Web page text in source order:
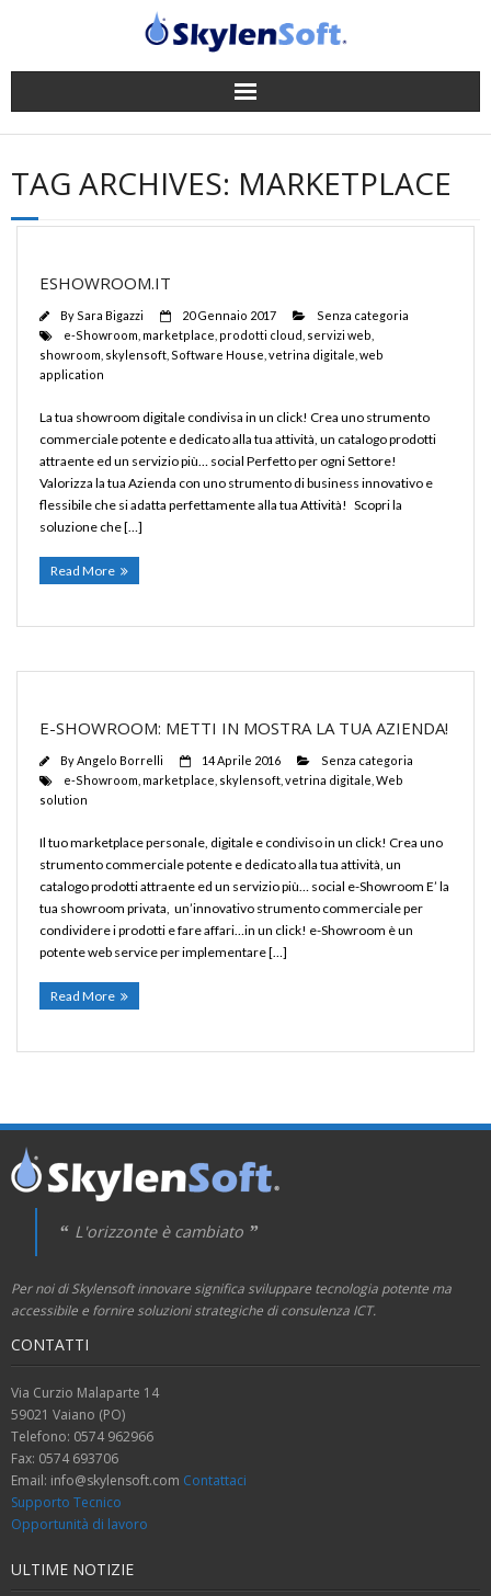
Gestionale
App
Company
Supporto
Contatti
TAG ARCHIVES: MARKETPLACE
ESHOWROOM.IT
By Sara Bigazzi 20 Gennaio 2017
Senza categoria
e-Showroom marketplace prodotti cloud servizi web
showroom skylensoft Software House vetrina digitale web
application
La tua showroom digitale condivisa in un click! Crea uno strumento
commerciale potente e dedicato alla tua attività, un catalogo prodotti
attraente ed un servizio più… social Perfetto per ogni Settore!
Valorizza la tua Azienda con uno strumento di business innovativo e
flessibile che si adatta perfettamente alla tua Attività! Scopri la
soluzione che […]
Read More
E-SHOWROOM: METTI IN MOSTRA LA TUA AZIENDA!
ByAngelo Borrelli 14 Aprile 2016
Senza categoria
e-Showroom marketplace skylensoft vetrina digitale Web
solution
Il tuo marketplace personale, digitale e condiviso in un click! Crea uno
strumento commerciale potente e dedicato alla tua attività, un
catalogo prodotti attraente ed un servizio più… social e-Showroom E’ la
tua showroom privata, un’innovativo strumento commerciale per
condividere i prodotti e fare affari…in un click! e-Showroom è un
potente web service per implementare […]
Read More
L'orizzonte è cambiato
Per noi di Skylensoft innovare significa sviluppare tecnologia potente ma
accessibile e fornire soluzioni strategiche di consulenza ICT.
CONTATTI
Via Curzio Malaparte 14
59021 Vaiano (PO)
Telefono: 0574 962966
Fax: 0574 693706
Email: info@skylensoft.com Contattaci
Supporto Tecnico
Opportunità di lavoro
ULTIME NOTIZIE